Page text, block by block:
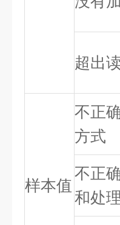
超出
样本值
不正
方式
不正
和处